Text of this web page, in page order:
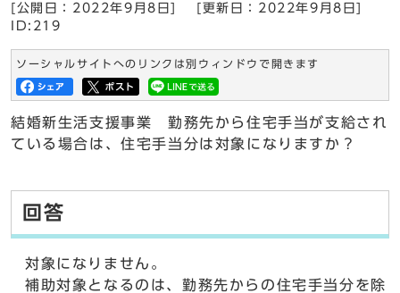
[公開日：2022年9月8日]
[更新日：2022年9月8日]
ID:219
ソーシャルサイトへのリンクは別ウィンドウで開きます
結婚新生活支援事業 勤務先から住宅手当が支給され
ている場合は、住宅手当分は対象になりますか？
回答
対象になりません。
補助対象となるのは、勤務先からの住宅手当分を除